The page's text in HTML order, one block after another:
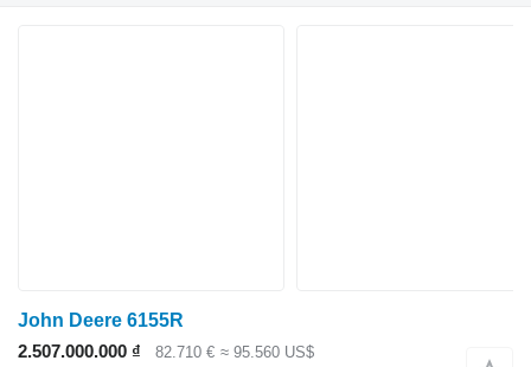
John Deere 6155R
2.507.000.000 ₫
82.710 € ≈ 95.560 US$